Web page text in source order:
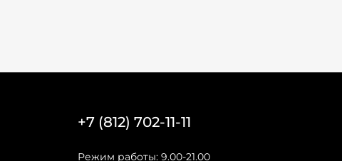
+7 (812) 702-11-11
Режим работы: 9.00-21.00